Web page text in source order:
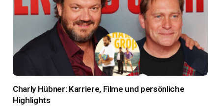
Charly Hübner: Karriere, Filme und persönliche
Highlights